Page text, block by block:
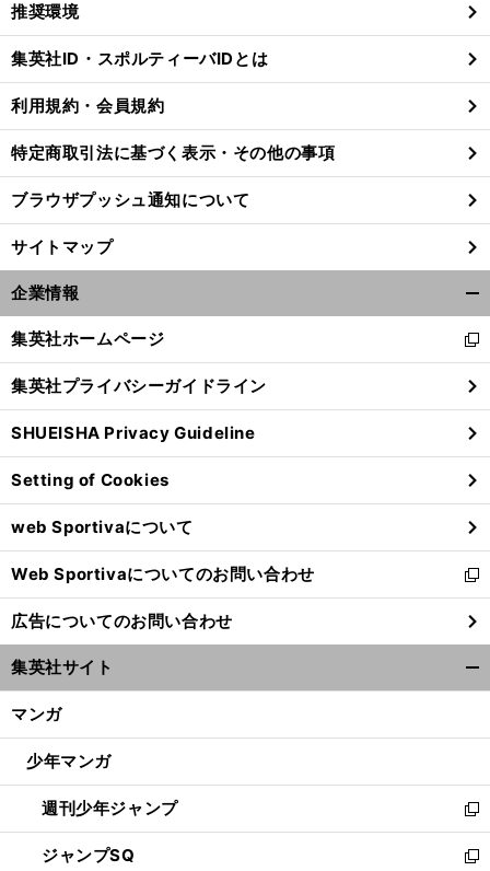
閉
る
推奨環境
集英社ID・スポルティーバIDとは
利用規約・会員規約
特定商取引法に基づく表示・その他の事項
ブラウザプッシュ通知について
サイトマップ
企業情報
閉
る
集英社ホームページ
新
し
い
ウ
ィ
ン
ド
ウ
で
開
く
集英社プライバシーガイドライン
SHUEISHA Privacy Guideline
Setting of Cookies
web Sportivaについて
Web Sportivaについてのお問い合わせ
新
し
い
ウ
ィ
ン
ウ
開
く
広告についてのお問い合わせ
集英社サイト
マンガ
少年マンガ
週刊少年ジャンプ
新
し
い
ジャンプSQ
新